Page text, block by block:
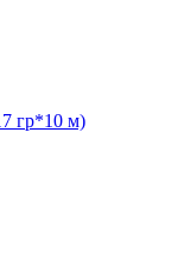
гр*10 м)